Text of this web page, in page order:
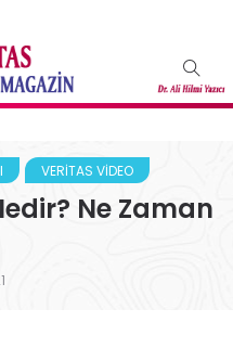
VERITAS VIDEO
Ne Zaman